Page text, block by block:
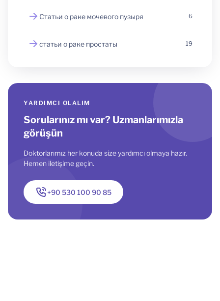
Статьи о раке мочевого пузыря 6
статьи о раке простаты 19
YARDIMCI OLALIM
Sorularınız mı var? Uzmanlarımızla
görüşün
Doktorlarımız her konuda size yardımcı olmaya hazır.
Hemen iletişime geçin.
+90 530 100 90 85